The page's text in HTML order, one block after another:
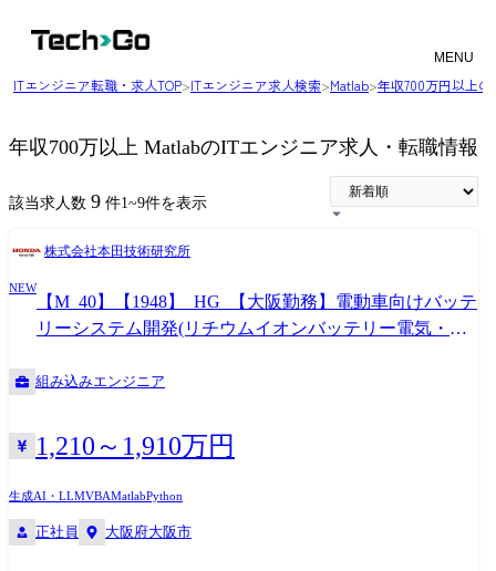
MENU
ITエンジニア転職・求人TOP>ITエンジニア求人検索>Matlab>年収700万円以上
年収700万以上 MatlabのITエンジニア求人・転職情報
該当求人数 9 件1~9件を表示
株式会社本田技術研究所
NEW
【M_40】【1948】_HG_【大阪勤務】電動車向けバッテ
リーシステム開発(リチウムイオンバッテリー電気・制
組み込みエンジニア
1,210～1,910万円
生成AI・LLMVBAMatlabPython
正社員 大阪府大阪市